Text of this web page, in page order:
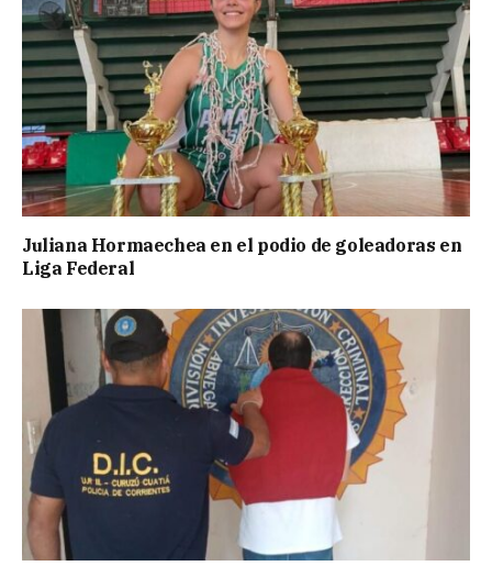
Juliana Hormaechea en el podio de goleadoras en
Liga Federal